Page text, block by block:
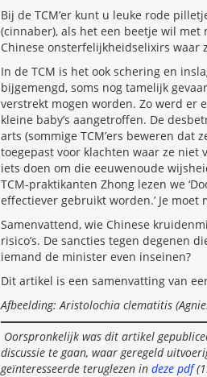
Bij de TCM’er kunt u leuke rode
(cinnaber), als het een beetje wil
Chinese onsterfelijkheidselixirs waar
In de TCM is het ook schering en
bijgemengd, soms nog tamelijk
verstrekt mogen worden. Zo werd er
kleine baby’s aangetroffen. De
arts (sommige TCM’ers beweren dat
toegepast voor klachten waar ze niet
iets doen om die eeuwenoude
TCM-praktikanten Zhong lezen we
effectiever gebruikt worden.’ Je moet
Samenvattend, wie Chinese
risico’s. De sancties tegen degenen
iemand de minister even inseinen?
Dit artikel is een samenvatting van
Afbeelding: Aristolochia clematitis
Oorspronkelijk was dit artikel
discussie te gaan, waar geregeld
geïnteresseerde teruglezen in deze pdf